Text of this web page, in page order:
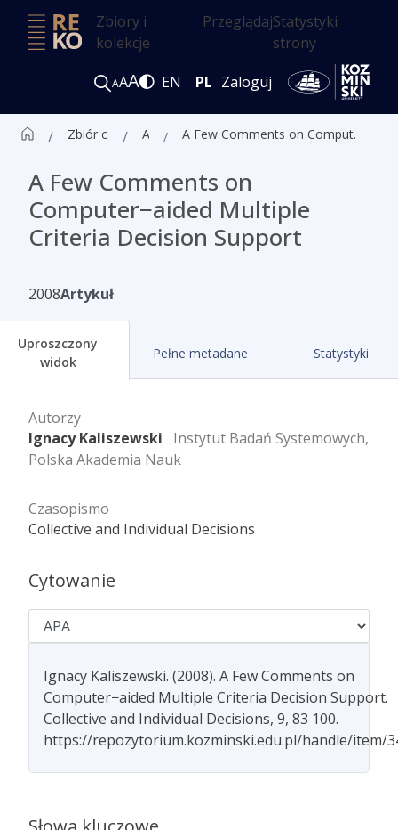
Zbiory i
kolekcje
PrzeglądajStatystyki
strony
AAA EN PL Zaloguj
A Few Comments on Computer−aided Multiple Criteria Decision Support
A Few Comments on
Computer−aided Multiple
Criteria Decision Support
2008Artykuł
Uproszczony
widok
Pełne metadane Statystyki
Autorzy
Ignacy Kaliszewski
Instytut Badań Systemowych,
Polska Akademia Nauk
Czasopismo
Collective and Individual Decisions
Cytowanie
Ignacy Kaliszewski. (2008). A Few Comments on
Computer−aided Multiple Criteria Decision Support.
Collective and Individual Decisions, 9, 83 100.
https://repozytorium.kozminski.edu.pl/handle/item/